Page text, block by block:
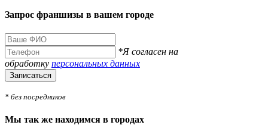
Запрос франшизы в вашем городе
*Я согласен на
обработку персональных данных
Записаться
* без посредников
Мы так же находимся в городах